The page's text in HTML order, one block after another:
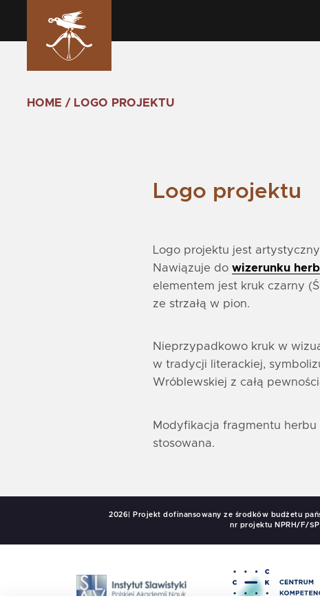
HOME / LOGO PROJEKTU
Logo projektu
Logo projektu jest
Nawiązuje do wizerunku
elementem jest kruk czarny
ze strzałą w pion.
Nieprzypadkowo kruk w
w tradycji literackiej,
Wróblewskiej z całą
Modyfikacja fragmentu
stosowana.
2026| Projekt dofinansowany ze środków budżetu
nr projektu NPRH/F/